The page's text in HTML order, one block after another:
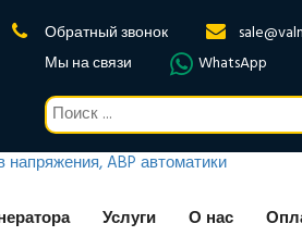
Обратный звонок
Мы на связи
WhatsApp
Услуги О нас